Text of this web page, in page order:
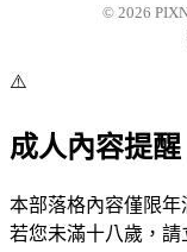
© 2026
⚠️
成人內容提醒
本部落格內容僅限年
若您未滿十八歲，請